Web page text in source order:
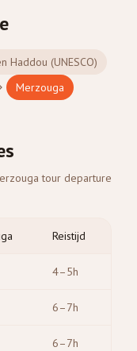
Haddou (UNESCO)
Merzouga
tour departure
Reistijd
4–5h
6–7h
6–7h